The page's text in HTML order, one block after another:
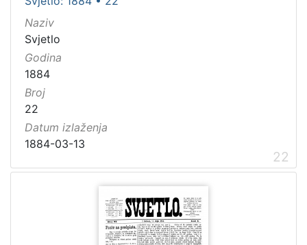
Naziv
Svjetlo
Godina
1884
Broj
22
Datum izlaženja
1884-03-13
22